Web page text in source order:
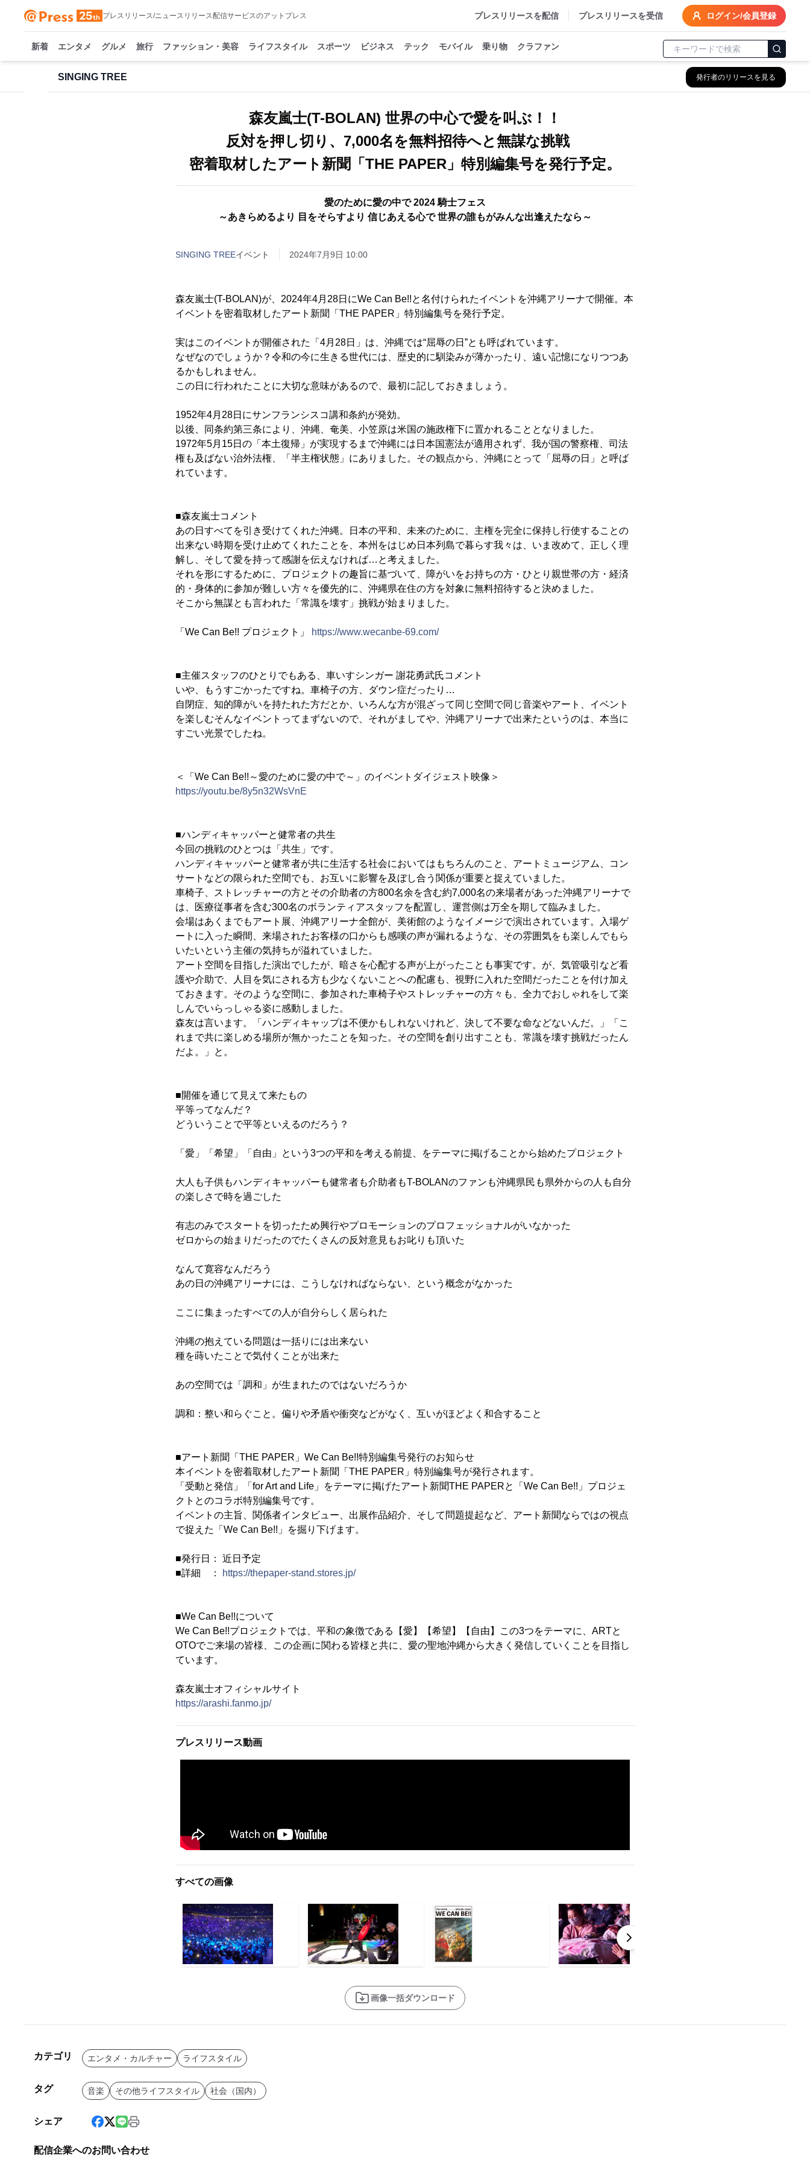
プレスリリース/ニュースリリース配信サービスのアットプレス プレスリリースを配信 プレスリリースを受信 ログイン/会員登録
新着 エンタメ グルメ 旅行 ファッション・美容 ライフスタイル スポーツ ビジネス テック モバイル 乗り物 クラファン
SINGING TREE 発行者のリリースを見る
森友嵐士(T-BOLAN) 世界の中心で愛を叫ぶ！！
反対を押し切り、7,000名を無料招待へと無謀な挑戦
密着取材したアート新聞「THE PAPER」特別編集号を発行予定。
愛のために愛の中で 2024 騎士フェス
～あきらめるより 目をそらすより 信じあえる心で 世界の誰もがみんな出逢えたなら～
SINGING TREEイベント 2024年7月9日 10:00
森友嵐士(T-BOLAN)が、2024年4月28日にWe Can Be!!と名付けられたイベントを沖縄アリーナで開催。本
イベントを密着取材したアート新聞「THE PAPER」特別編集号を発行予定。
実はこのイベントが開催された「4月28日」は、沖縄では“屈辱の日”とも呼ばれています。
なぜなのでしょうか？令和の今に生きる世代には、歴史的に馴染みが薄かったり、遠い記憶になりつつあ
るかもしれません。
この日に行われたことに大切な意味があるので、最初に記しておきましょう。
1952年4月28日にサンフランシスコ講和条約が発効。
以後、同条約第三条により、沖縄、奄美、小笠原は米国の施政権下に置かれることとなりました。
1972年5月15日の「本土復帰」が実現するまで沖縄には日本国憲法が適用されず、我が国の警察権、司法
権も及ばない治外法権、「半主権状態」にありました。その観点から、沖縄にとって「屈辱の日」と呼ば
れています。
■森友嵐士コメント
あの日すべてを引き受けてくれた沖縄。日本の平和、未来のために、主権を完全に保持し行使することの
出来ない時期を受け止めてくれたことを、本州をはじめ日本列島で暮らす我々は、いま改めて、正しく理
解し、そして愛を持って感謝を伝えなければ…と考えました。
それを形にするために、プロジェクトの趣旨に基づいて、障がいをお持ちの方・ひとり親世帯の方・経済
的・身体的に参加が難しい方々を優先的に、沖縄県在住の方を対象に無料招待すると決めました。
そこから無謀とも言われた「常識を壊す」挑戦が始まりました。
「We Can Be!! プロジェクト」 https://www.wecanbe-69.com/
■主催スタッフのひとりでもある、車いすシンガー 謝花勇武氏コメント
いや、もうすごかったですね。車椅子の方、ダウン症だったり…
自閉症、知的障がいを持たれた方だとか、いろんな方が混ざって同じ空間で同じ音楽やアート、イベント
を楽しむそんなイベントってまずないので、それがましてや、沖縄アリーナで出来たというのは、本当に
すごい光景でしたね。
＜「We Can Be!!～愛のために愛の中で～」のイベントダイジェスト映像＞
https://youtu.be/8y5n32WsVnE
■ハンディキャッパーと健常者の共生
今回の挑戦のひとつは「共生」です。
ハンディキャッパーと健常者が共に生活する社会においてはもちろんのこと、アートミュージアム、コン
サートなどの限られた空間でも、お互いに影響を及ぼし合う関係が重要と捉えていました。
車椅子、ストレッチャーの方とその介助者の方800名余を含む約7,000名の来場者があった沖縄アリーナで
は、医療従事者を含む300名のボランティアスタッフを配置し、運営側は万全を期して臨みました。
会場はあくまでもアート展、沖縄アリーナ全館が、美術館のようなイメージで演出されています。入場ゲ
ートに入った瞬間、来場されたお客様の口からも感嘆の声が漏れるような、その雰囲気をも楽しんでもら
いたいという主催の気持ちが溢れていました。
アート空間を目指した演出でしたが、暗さを心配する声が上がったことも事実です。が、気管吸引など看
護や介助で、人目を気にされる方も少なくないことへの配慮も、視野に入れた空間だったことを付け加え
ておきます。そのような空間に、参加された車椅子やストレッチャーの方々も、全力でおしゃれをして楽
しんでいらっしゃる姿に感動しました。
森友は言います。「ハンディキャップは不便かもしれないけれど、決して不要な命などないんだ。」「こ
れまで共に楽しめる場所が無かったことを知った。その空間を創り出すことも、常識を壊す挑戦だったん
だよ。」と。
■開催を通じて見えて来たもの
平等ってなんだ？
どういうことで平等といえるのだろう？
「愛」「希望」「自由」という3つの平和を考える前提、をテーマに掲げることから始めたプロジェクト
大人も子供もハンディキャッパーも健常者も介助者もT-BOLANのファンも沖縄県民も県外からの人も自分
の楽しさで時を過ごした
有志のみでスタートを切ったため興行やプロモーションのプロフェッショナルがいなかった
ゼロからの始まりだったのでたくさんの反対意見もお叱りも頂いた
なんて寛容なんだろう
あの日の沖縄アリーナには、こうしなければならない、という概念がなかった
ここに集まったすべての人が自分らしく居られた
沖縄の抱えている問題は一括りには出来ない
種を蒔いたことで気付くことが出来た
あの空間では「調和」が生まれたのではないだろうか
調和：整い和らぐこと。偏りや矛盾や衝突などがなく、互いがほどよく和合すること
■アート新聞「THE PAPER」We Can Be!!特別編集号発行のお知らせ
本イベントを密着取材したアート新聞「THE PAPER」特別編集号が発行されます。
「受動と発信」「for Art and Life」をテーマに掲げたアート新聞THE PAPERと「We Can Be!!」プロジェ
クトとのコラボ特別編集号です。
イベントの主旨、関係者インタビュー、出展作品紹介、そして問題提起など、アート新聞ならではの視点
で捉えた「We Can Be!!」を掘り下げます。
■発行日： 近日予定
■詳細 ：
https://thepaper-stand.stores.jp/
■We Can Be!!について
We Can Be!!プロジェクトでは、平和の象徴である【愛】【希望】【自由】この3つをテーマに、ARTと
OTOでご来場の皆様、この企画に関わる皆様と共に、愛の聖地沖縄から大きく発信していくことを目指し
ています。
森友嵐士オフィシャルサイト
https://arashi.fanmo.jp/
プレスリリース動画
すべての画像
画像一括ダウンロード
カテゴリ エンタメ・カルチャー ライフスタイル
タグ 音楽 その他ライフスタイル 社会（国内）
シェア
配信企業へのお問い合わせ